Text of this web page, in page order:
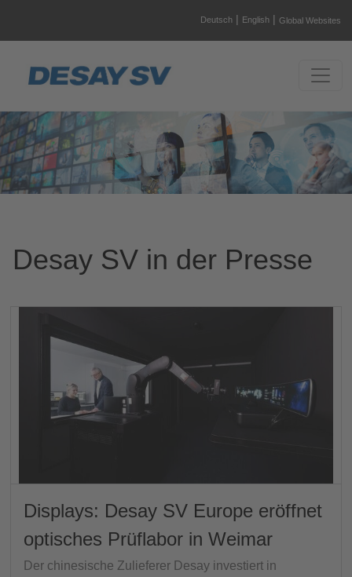
Deutsch | English | Global Websites
Desay SV in der Presse
Displays: Desay SV Europe eröffnet
optisches Prüflabor in Weimar
Der chinesische Zulieferer Desay investiert in